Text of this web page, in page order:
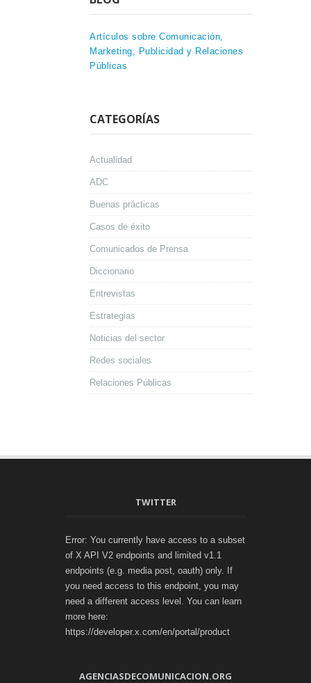
Artículos sobre Comunicación,
Marketing, Publicidad y Relaciones
Públicas
CATEGORÍAS
Actualidad
ADC
Buenas prácticas
Casos de éxito
Comunicados de Prensa
Diccionario
Entrevistas
Estrategias
Noticias del sector
Redes sociales
Relaciones Públicas
TWITTER
Error: You currently have access to a subset
of X API V2 endpoints and limited v1.1
endpoints (e.g. media post, oauth) only. If
you need access to this endpoint, you may
need a different access level. You can learn
more here:
https://developer.x.com/en/portal/product
AGENCIASDECOMUNICACION.ORG